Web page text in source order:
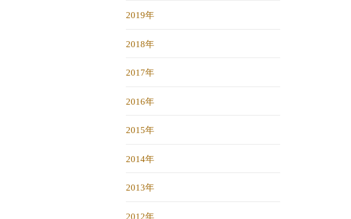
2019年
2018年
2017年
2016年
2015年
2014年
2013年
2012年